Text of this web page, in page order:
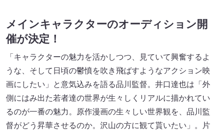
メインキャラクターのオーディション開
催が決定！
「キャラクターの魅力を活かしつつ、見ていて興奮するよ
うな、そして日頃の鬱憤を吹き飛ばすようなアクション映
画にしたい」と意気込みを語る品川監督。井口達也は「外
側にはみ出た若者達の世界が生々しくリアルに描かれてい
るのが一番の魅力。原作漫画の生々しい世界観を、品川監
督がどう昇華させるのか。沢山の方に観て貰いたい」。片